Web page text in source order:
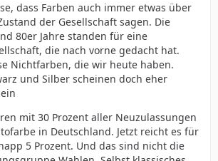
dass Farben auch immer etwas über
der Gesellschaft sagen. Die
80er Jahre standen für eine
die nach vorne gedacht hat.
Nichtfarben, die wir heute haben.
und Silber scheinen doch eher
mit 30 Prozent aller Neuzulassungen
in Deutschland. Jetzt reicht es für
5 Prozent. Und das sind nicht die